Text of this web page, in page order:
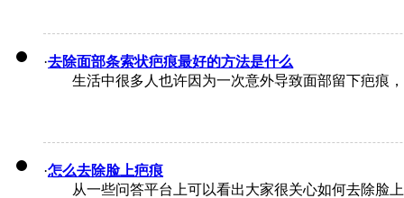
·去除面部条索状疤痕最好的方法是什么
生活中很多人也许因为一次意外导致面部留下疤痕
·怎么去除脸上疤痕
从一些问答平台上可以看出大家很关心如何去除脸